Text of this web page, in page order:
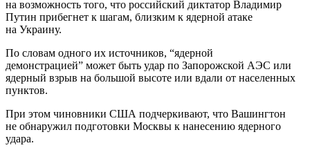
на возможность того, что российский диктатор Владимир
Путин прибегнет к шагам, близким к ядерной атаке
на Украину.
По словам одного их источников, “ядерной
демонстрацией” может быть удар по Запорожской АЭС или
ядерный взрыв на большой высоте или вдали от населенных
пунктов.
При этом чиновники США подчеркивают, что Вашингтон
не обнаружил подготовки Москвы к нанесению ядерного
удара.